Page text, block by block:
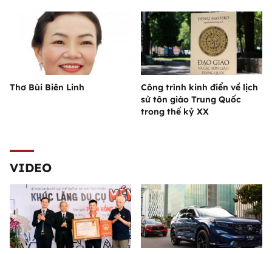
Thơ Bùi Biên Linh
Công trình kinh điển về lịch
sử tôn giáo Trung Quốc
trong thế kỷ XX
VIDEO